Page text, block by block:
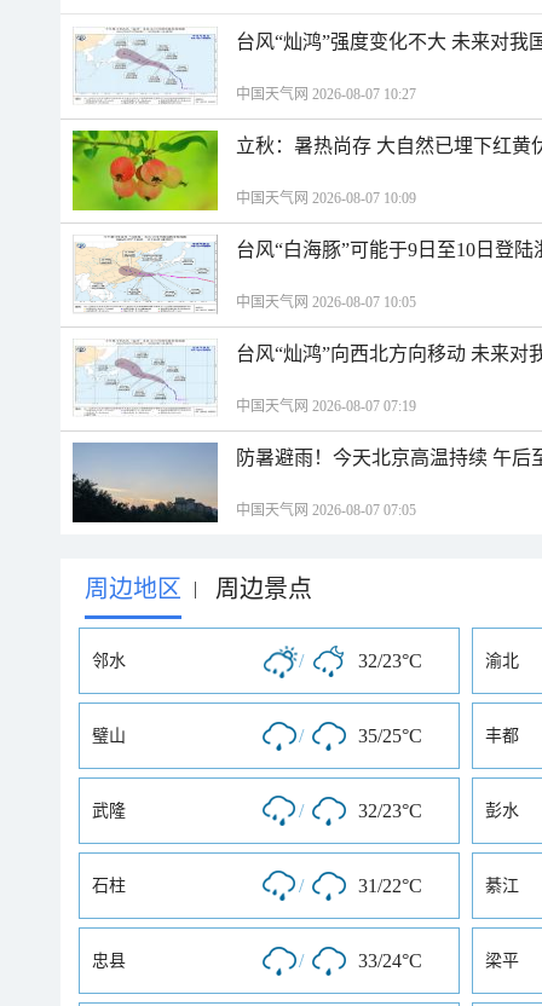
台风“灿鸿”强度变化不大 未来对我
中国天气网 2026-08-07 10:27
立秋：暑热尚存 大自然已埋下红黄
中国天气网 2026-08-07 10:09
台风“白海豚”可能于9日至10日登陆
中国天气网 2026-08-07 10:05
台风“灿鸿”向西北方向移动 未来对
中国天气网 2026-08-07 07:19
防暑避雨！今天北京高温持续 午
中国天气网 2026-08-07 07:05
周边地区 | 周边景点
邻水 / 32/23°C 渝北
璧山 / 35/25°C 丰都
武隆 / 32/23°C 彭水
石柱 / 31/22°C 綦江
忠县 / 33/24°C 梁平